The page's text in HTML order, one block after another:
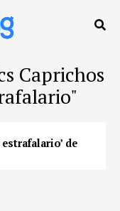
Caprichos
de